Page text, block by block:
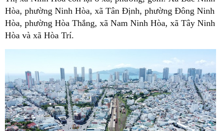
Hòa, phường Ninh Hòa, xã Tân Định, phường Đông Ninh
Hòa, phường Hòa Thắng, xã Nam Ninh Hòa, xã Tây Ninh
Hòa và xã Hòa Trí.